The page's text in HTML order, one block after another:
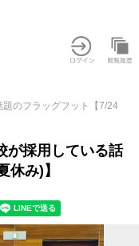
題のフラッグフット【7/24
が採用している話
休み)】